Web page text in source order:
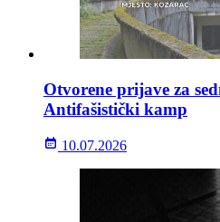
Otvorene prijave za
Antifašistički kamp
10.07.2026